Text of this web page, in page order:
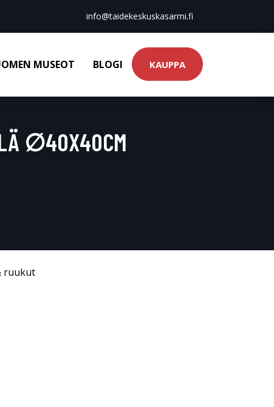
info@taidekeskuskasarmi.fi
MUSEOT BLOGI KAUPPA
∅40X40CM
ruukut